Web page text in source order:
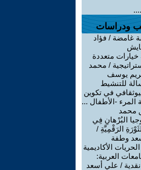
ودراسات
غامضة / فؤاد
خيارات متعددة
/ محمد
يوسف
للتنشيط
في تكوين
-الأطفال ...
محمد
البُرْهانِ فِي
الرَقْمِيَّةِ /
وطفة
الأكاديمية
العربية:
نقدية / علي أسعد